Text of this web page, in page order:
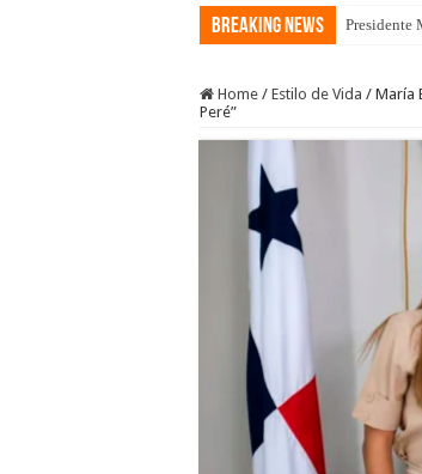
Breaking News Presidente
Home / Estilo de Vida / María
Peré”